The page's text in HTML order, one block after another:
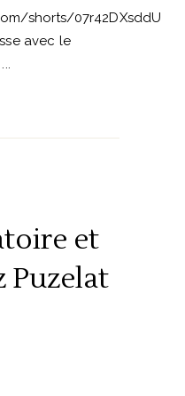
shorts/07r42DXsddU
avec le
et
Puzelat